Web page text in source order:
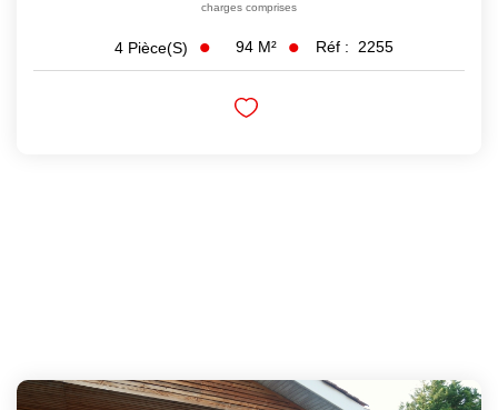
charges comprises
4 Pièce(s) 94 M² Réf : 2255